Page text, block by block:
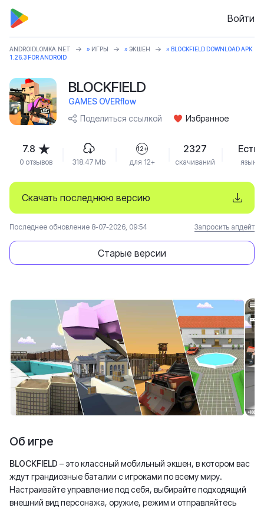
Войти
ANDROIDLOMKA.NET » ИГРЫ » ЭКШЕН
» BLOCKFIELD DOWNLOAD APK
1.26.3 FOR ANDROID
BLOCKFIELD
GAMES OVERflow
Поделиться ссылкой
Избранное
Скачать последнюю версию
Старые версии
Последнее обновление 8-07-2026, 09:54 Запросить апдейт
7.8
0 отзывов 318.47 Mb
12+
для 12+
2327
скачиваний
Есть
язык
Об игре
BLOCKFIELD – это классный мобильный экшен, в котором вас
ждут грандиозные баталии с игроками по всему миру.
Настраивайте управление под себя, выбирайте подходящий
внешний вид персонажа, оружие, режим и отправляйтесь